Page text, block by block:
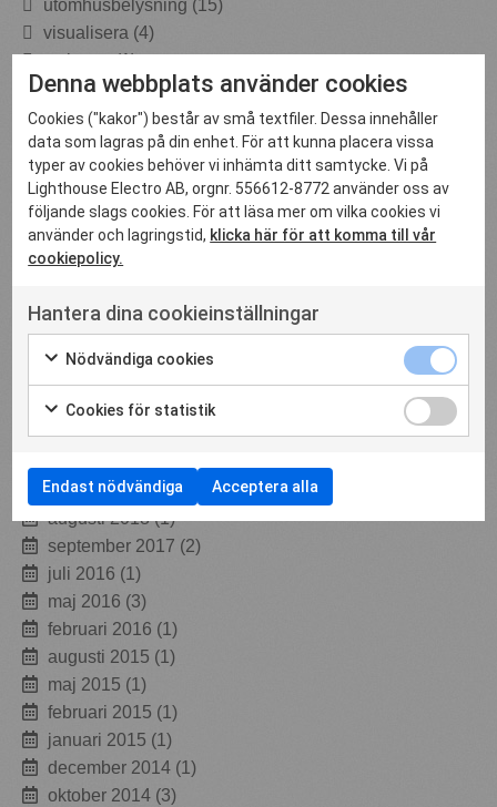
utomhusbelysning (15)
visualisera (4)
wabema (1)
Arkiv
februari 2026(1)
oktober 2025(1)
juli 2025(1)
november 2023
mars 2021(2)
februari 2021 (1)
december 2019(1)
november 2019(1)
mars 2019(1)
augusti 2018(1)
september 2017 (2)
juli 2016 (1)
maj 2016 (3)
februari 2016 (1)
augusti 2015 (1)
maj 2015 (1)
februari 2015 (1)
januari 2015 (1)
december 2014 (1)
oktober 2014 (3)
Denna webbplats använder cookies
Cookies ("kakor") består av små textfiler. Dessa innehåller
data som lagras på din enhet. För att kunna placera vissa
typer av cookies behöver vi inhämta ditt samtycke. Vi på
Lighthouse Electro AB, orgnr. 556612-8772 använder oss av
följande slags cookies. För att läsa mer om vilka cookies vi
använder och lagringstid, klicka här för att komma till vår
cookiepolicy.
Hantera dina cookieinställningar
Nödvändiga cookies
Cookies för statistik
Endast nödvändiga Acceptera alla